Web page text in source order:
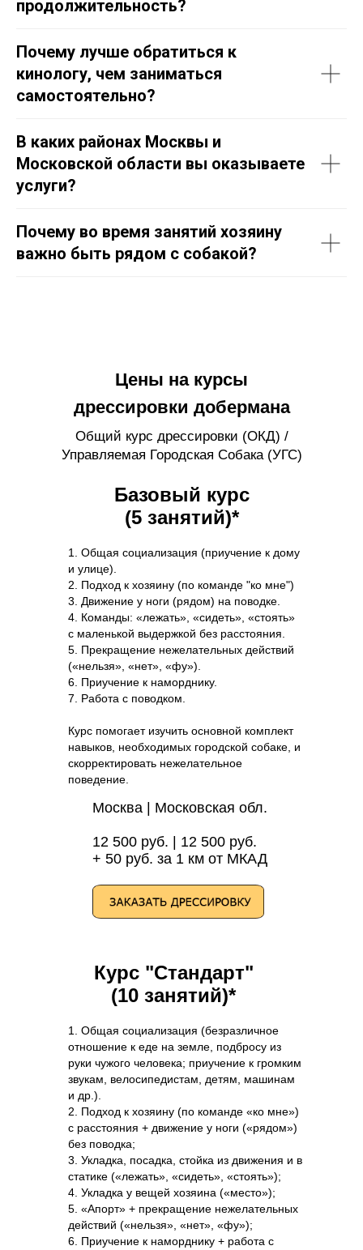
продолжительность?
Почему лучше обратиться к
кинологу, чем заниматься
самостоятельно?
В каких районах Москвы и
Московской области вы оказываете
услуги?
Почему во время занятий хозяину
важно быть рядом с собакой?
Цены на курсы
дрессировки добермана
Общий курс дрессировки (ОКД) /
Управляемая Городская Собака (УГС)
1. Общая социализация (приучение к дому
и улице).
2. Подход к хозяину (по команде "ко мне")
3. Движение у ноги (рядом) на поводке.
4. Команды: «лежать», «сидеть», «стоять»
с маленькой выдержкой без расстояния.
5. Прекращение нежелательных действий
(«нельзя», «нет», «фу»).
6. Приучение к наморднику.
7. Работа с поводком.
Курс помогает изучить основной комплект
навыков, необходимых городской собаке, и
скорректировать нежелательное
поведение.
Базовый курс
(5 занятий)*
Курс "Стандарт"
(10 занятий)*
1. Общая социализация (безразличное
отношение к еде на земле, подбросу из
руки чужого человека; приучение к громким
звукам, велосипедистам, детям, машинам
и др.).
2. Подход к хозяину (по команде «ко мне»)
с расстояния + движение у ноги («рядом»)
без поводка;
3. Укладка, посадка, стойка из движения и в
статике («лежать», «сидеть», «стоять»);
4. Укладка у вещей хозяина («место»);
5. «Апорт» + прекращение нежелательных
действий («нельзя», «нет», «фу»);
6. Приучение к наморднику + работа с
Москва | Московская обл.
12 500 руб. | 12 500 руб.
+ 50 руб. за 1 км от МКАД